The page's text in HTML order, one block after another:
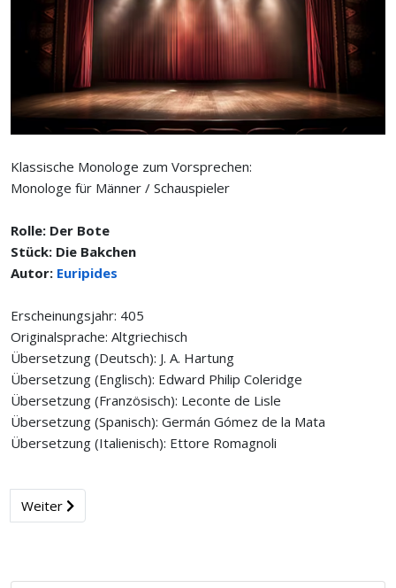
Klassische Monologe zum Vorsprechen:
Monologe für Männer / Schauspieler
Rolle: Der Bote
Stück: Die Bakchen
Autor: Euripides
Erscheinungsjahr: 405
Originalsprache: Altgriechisch
Übersetzung (Deutsch): J. A. Hartung
Übersetzung (Englisch): Edward Philip Coleridge
Übersetzung (Französisch): Leconte de Lisle
Übersetzung (Spanisch): Germán Gómez de la Mata
Übersetzung (Italienisch): Ettore Romagnoli
Weiter